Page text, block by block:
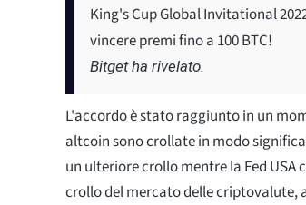
King's Cup Global Invitational
vincere premi fino a 100 BTC!
Bitget ha rivelato.
L'accordo è stato raggiunto in un
altcoin sono crollate in modo
un ulteriore crollo mentre la Fed USA
crollo del mercato delle criptovalute,